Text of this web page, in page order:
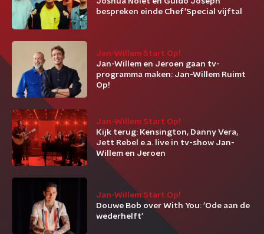
bespreken einde Chef'Special vijftal
Jan-Willem Start Op!
Jan-Willem en Jeroen gaan tv-
programma maken: Jan-Willem Ruimt
Op!
Jan-Willem Start Op!
Kijk terug: Kensington, Danny Vera,
Jett Rebel e.a. live in tv-show Jan-
Willem en Jeroen
Jan-Willem Start Op!
Douwe Bob over With You: 'Ode aan de
wederhelft'